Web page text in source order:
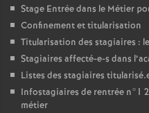
Stage Entrée dans le Métier
Confinement et titularisation
Titularisation des stagiaires :
Stagiaires affecté-e-s dans
Listes des stagiaires
Infostagiaires de rentrée n°1
métier